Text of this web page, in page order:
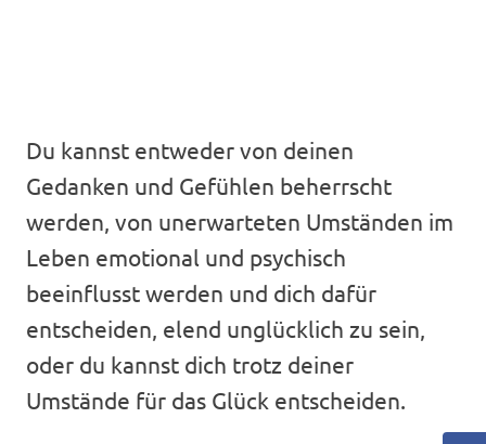
Du kannst entweder von deinen
Gedanken und Gefühlen beherrscht
werden, von unerwarteten Umständen im
Leben emotional und psychisch
beeinflusst werden und dich dafür
entscheiden, elend unglücklich zu sein,
oder du kannst dich trotz deiner
Umstände für das Glück entscheiden.